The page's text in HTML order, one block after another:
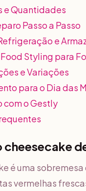
e Quantidades
Passo a Passo
e
Styling para
e Variações
para o Dia das
com o Gestly
cheesecake
é uma
vermelhas